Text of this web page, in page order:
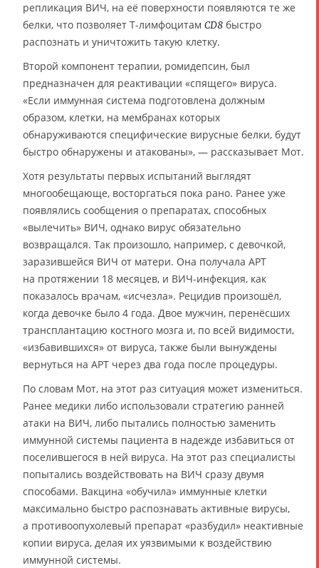
репликация ВИЧ, на её поверхности появляются те же
белки, что позволяет T-лимфоцитам CD8 быстро
распознать и уничтожить такую клетку.
Второй компонент терапии, ромидепсин, был
предназначен для реактивации «спящего» вируса.
«Если иммунная система подготовлена должным
образом, клетки, на мембранах которых
обнаруживаются специфические вирусные белки, будут
быстро обнаружены и атакованы», — рассказывает Мот.
Хотя результаты первых испытаний выглядят
многообещающе, восторгаться пока рано. Ранее уже
появлялись сообщения о препаратах, способных
«вылечить» ВИЧ, однако вирус обязательно
возвращался. Так произошло, например, с девочкой,
заразившейся ВИЧ от матери. Она получала АРТ
на протяжении 18 месяцев, и ВИЧ-инфекция, как
показалось врачам, «исчезла». Рецидив произошёл,
когда девочке было 4 года. Двое мужчин, перенёсших
трансплантацию костного мозга и, по всей видимости,
«избавившихся» от вируса, также были вынуждены
вернуться на АРТ через два года после процедуры.
По словам Мот, на этот раз ситуация может измениться.
Ранее медики либо использовали стратегию ранней
атаки на ВИЧ, либо пытались полностью заменить
иммунной системы пациента в надежде избавиться от
поселившегося в ней вируса. На этот раз специалисты
попытались воздействовать на ВИЧ сразу двумя
способами. Вакцина «обучила» иммунные клетки
максимально быстро распознавать активные вирусы,
а противоопухолевый препарат «разбудил» неактивные
копии вируса, делая их уязвимыми к воздействию
иммунной системы.